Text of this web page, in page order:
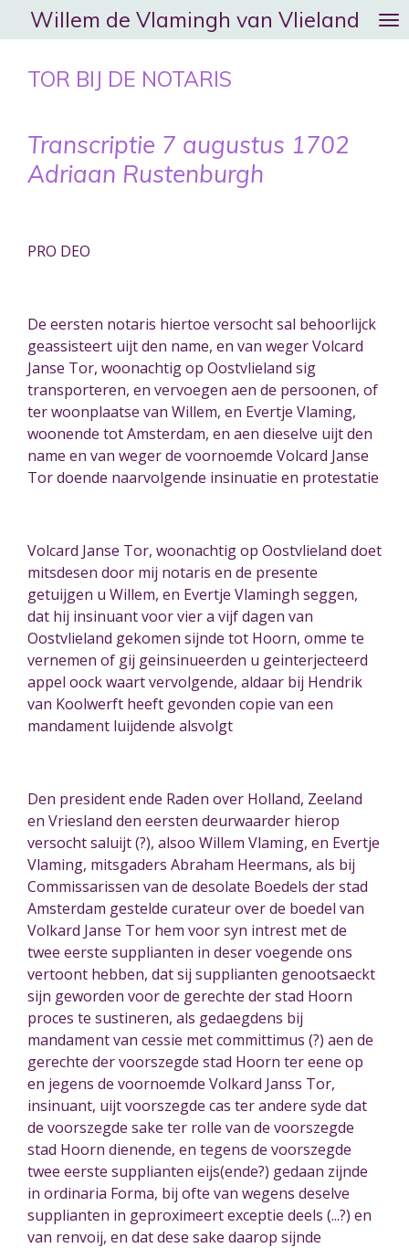
direct
Willem de Vlamingh van Vlieland
TOR BIJ DE NOTARIS
Transcriptie 7 augustus 1702
Adriaan Rustenburgh
PRO DEO
De eersten notaris hiertoe versocht sal behoorlijck
geassisteert uijt den name, en van weger Volcard
Janse Tor, woonachtig op Oostvlieland sig
transporteren, en vervoegen aen de persoonen, of
ter woonplaatse van Willem, en Evertje Vlaming,
woonende tot Amsterdam, en aen dieselve uijt den
name en van weger de voornoemde Volcard Janse
Tor doende naarvolgende insinuatie en protestatie
Volcard Janse Tor, woonachtig op Oostvlieland doet
mitsdesen door mij notaris en de presente
getuijgen u Willem, en Evertje Vlamingh seggen,
dat hij insinuant voor vier a vijf dagen van
Oostvlieland gekomen sijnde tot Hoorn, omme te
vernemen of gij geinsinueerden u geinterjecteerd
appel oock waart vervolgende, aldaar bij Hendrik
van Koolwerft heeft gevonden copie van een
mandament luijdende alsvolgt
Den president ende Raden over Holland, Zeeland
en Vriesland den eersten deurwaarder hierop
versocht saluijt (?), alsoo Willem Vlaming, en Evertje
Vlaming, mitsgaders Abraham Heermans, als bij
Commissarissen van de desolate Boedels der stad
Amsterdam gestelde curateur over de boedel van
Volkard Janse Tor hem voor syn intrest met de
twee eerste supplianten in deser voegende ons
vertoont hebben, dat sij supplianten genootsaeckt
sijn geworden voor de gerechte der stad Hoorn
proces te sustineren, als gedaegdens bij
mandament van cessie met committimus (?) aen de
gerechte der voorszegde stad Hoorn ter eene op
en jegens de voornoemde Volkard Janss Tor,
insinuant, uijt voorszegde cas ter andere syde dat
de voorszegde sake ter rolle van de voorszegde
stad Hoorn dienende, en tegens de voorszegde
twee eerste supplianten eijs(ende?) gedaan zijnde
in ordinaria Forma, bij ofte van wegens deselve
supplianten in geproximeert exceptie deels (...?) en
van renvoij, en dat dese sake daarop sijnde